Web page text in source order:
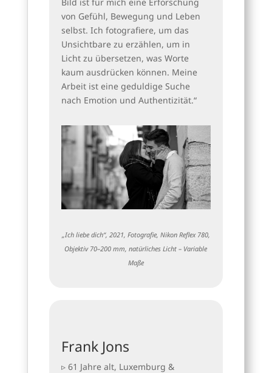
von Gefühl, Bewegung und Leben
selbst. Ich fotografiere, um das
Unsichtbare zu erzählen, um in
Licht zu übersetzen, was Worte
kaum ausdrücken können. Meine
Arbeit ist eine geduldige Suche
nach Emotion und Authentizität.“
„Ich liebe dich“, 2021, Fotografie, Nikon Reflex 780,
Objektiv 70–200 mm, natürliches Licht – Variable
Maße
Frank Jons
▹ 61 Jahre alt, Luxemburg &